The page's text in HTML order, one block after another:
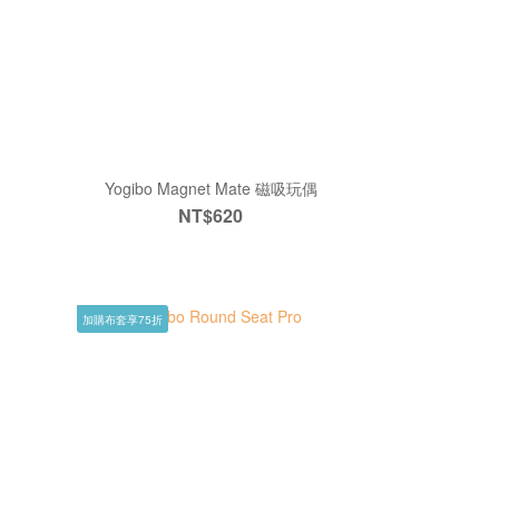
Yogibo Magnet Mate 磁吸玩偶
NT$620
加購布套享75折